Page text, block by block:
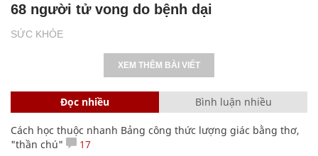
SỨC KHỎE
68 người tử vong do bệnh dại
XEM THÊM BÀI VIẾT
Đọc nhiều Bình luận nhiều
Cách học thuộc nhanh Bảng công thức lượng giác bằng thơ,
"thần chú"
17